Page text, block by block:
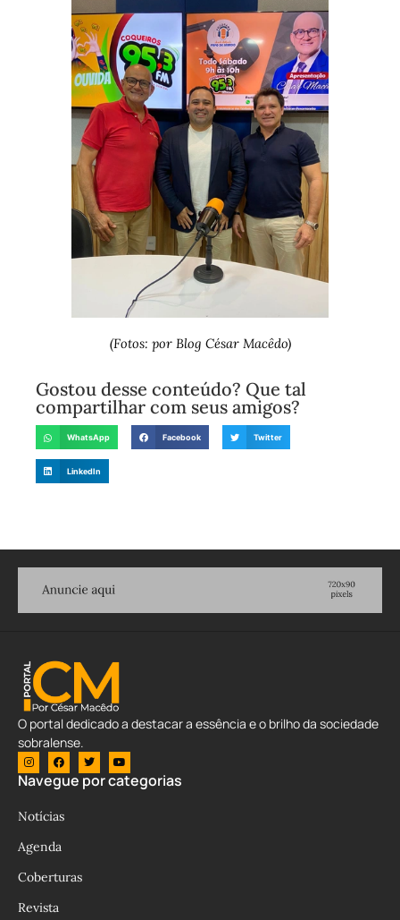
(Fotos: por Blog César Macêdo)
Gostou desse conteúdo? Que tal
compartilhar com seus amigos?
WhatsApp Facebook Twitter
LinkedIn
O portal dedicado a destacar a essência e o brilho da sociedade
sobralense.
Navegue por categorias
Notícias
Agenda
Coberturas
Revista